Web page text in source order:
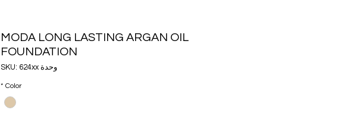
MODA LONG LASTING ARGAN OIL
FOUNDATION
وحدة SKU: 624xx
Color
*